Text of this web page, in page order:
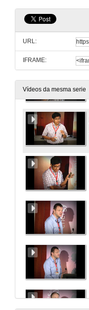
URL:
IFRAME:
Vídeos da mesma serie